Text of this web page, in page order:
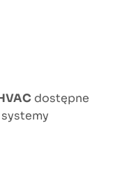
dostępne